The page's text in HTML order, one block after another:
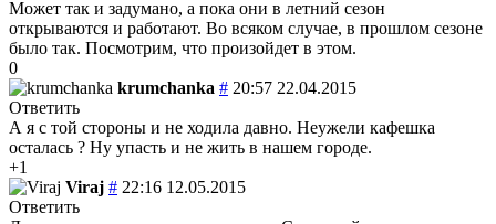
Может так и задумано, а пока они в летний сезон
открываются и работают. Во всяком случае, в прошлом сезоне
было так. Посмотрим, что произойдет в этом.
0
krumchanka # 20:57 22.04.2015
Ответить
А я с той стороны и не ходила давно. Неужели кафешка
осталась ? Ну упасть и не жить в нашем городе.
+1
Viraj # 22:16 12.05.2015
Ответить